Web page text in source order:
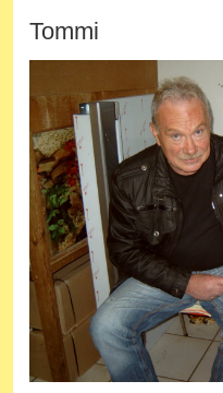
Tommi